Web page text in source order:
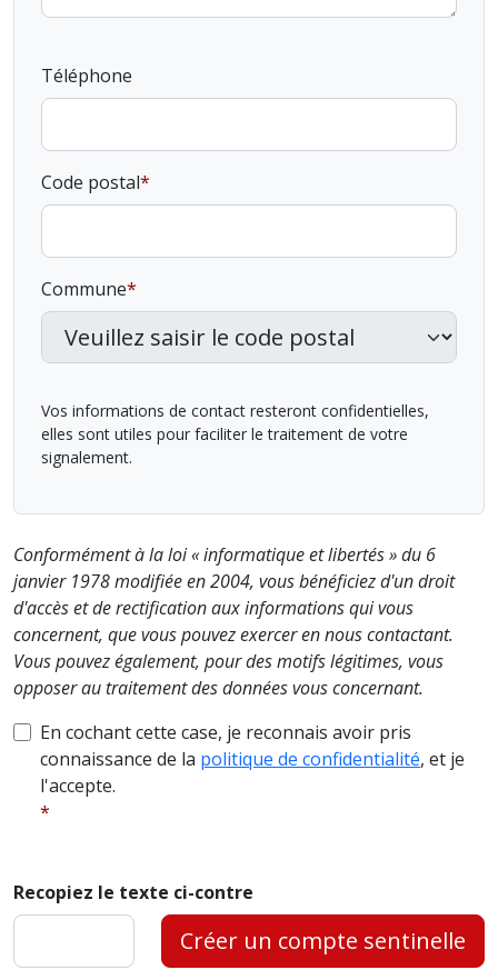
Téléphone
Code postal
Commune
Vos informations de contact resteront confidentielles,
elles sont utiles pour faciliter le traitement de votre
signalement.
Conformément à la loi « informatique et libertés » du 6
janvier 1978 modifiée en 2004, vous bénéficiez d'un droit
d'accès et de rectification aux informations qui vous
concernent, que vous pouvez exercer en nous contactant.
Vous pouvez également, pour des motifs légitimes, vous
opposer au traitement des données vous concernant.
En cochant cette case, je reconnais avoir pris
connaissance de la politique de confidentialité, et je
l'accepte.
Recopiez le texte ci-contre
Créer un compte sentinelle